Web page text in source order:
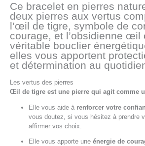
Ce bracelet en pierres
deux pierres aux vertus
l’œil de tigre, symbole de
courage, et l’obsidienne œil
véritable bouclier
elles vous apportent
et détermination au
Les vertus des pierres
Œil de tigre est une pierre qui agit comme
Elle vous aide à renforcer votre
vous doutez, si vous hésitez à prendre
affirmer vos choix.
Elle vous apporte uneénergie de